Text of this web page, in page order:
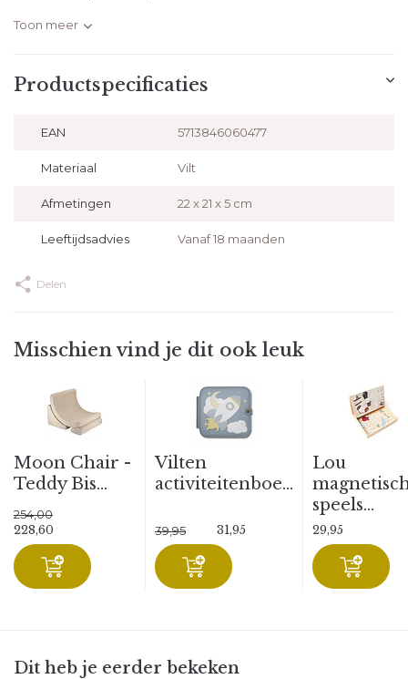
Toon meer
Productspecificaties
EAN 5713846060477
Materiaal Vilt
Afmetingen 22 x 21 x 5 cm
Leeftijdsadvies Vanaf 18 maanden
Delen
Misschien vind je dit ook leuk
Moon Chair -
Teddy Bis...
254,00
228,60
Vilten
activiteitenboe...
39,95 31,95
Lou
speels...
29,95
Dit heb je eerder bekeken